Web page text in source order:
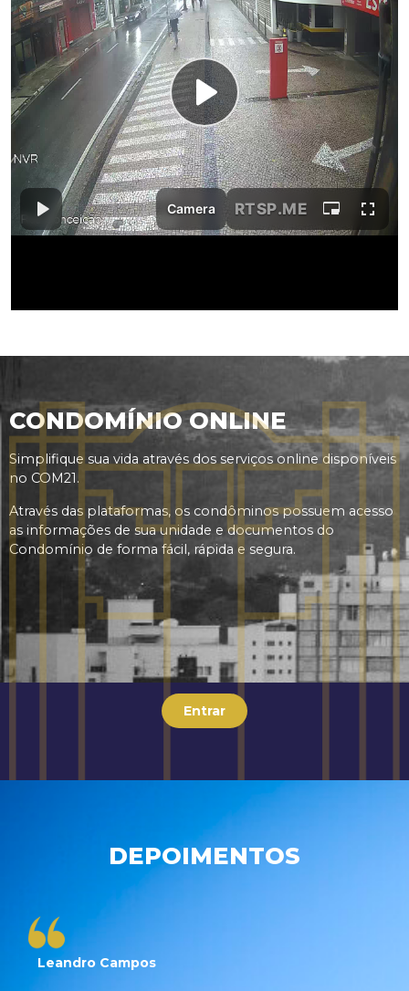
CONDOMÍNIO ONLINE
Simplifique sua vida através dos serviços online disponíveis
no COM21.
Através das plataformas, os condôminos possuem acesso
as informações de sua unidade e documentos do
Condomínio de forma fácil, rápida e segura.
Entrar
DEPOIMENTOS
Leandro Campos